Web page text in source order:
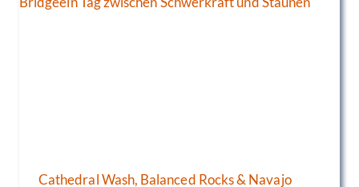
Cathedral Wash, Balanced Rocks & Navajo